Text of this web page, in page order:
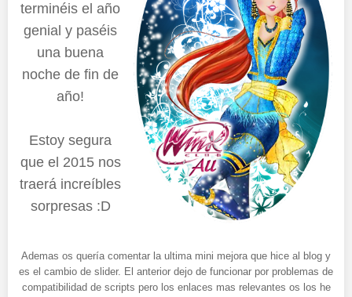
terminéis el año
genial y paséis
una buena
noche de fin de
año!
Estoy segura
que el 2015 nos
traerá increíbles
sorpresas :D
Ademas os quería comentar la ultima mini mejora que hice al blog y
es el cambio de slider. El anterior dejo de funcionar por problemas de
compatibilidad de scripts pero los enlaces mas relevantes os los he